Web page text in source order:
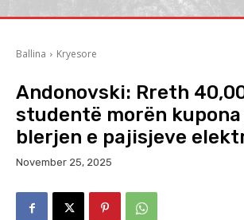
Ballina Kryesore
Andonovski: Rreth
studentë morën
blerjen e pajisjeve
November 25, 2025